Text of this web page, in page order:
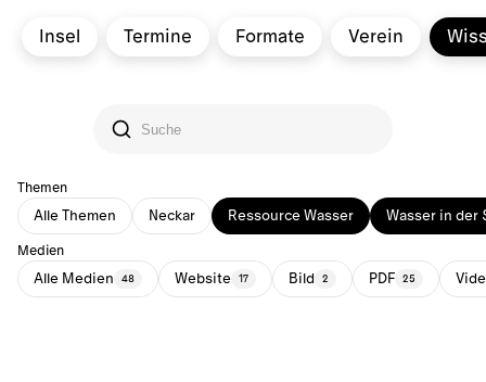
Insel Termine Formate Verein
Themen
Alle Themen Neckar Ressource Wasser Wasser in der
Medien
Alle Medien 48 Website 17 Bild 2 PDF 25